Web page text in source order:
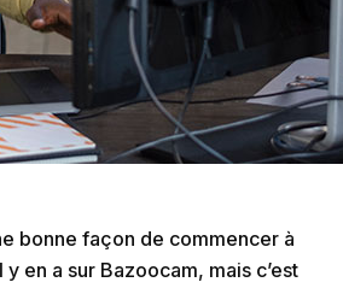
bonne façon de commencer à
en a sur Bazoocam, mais c’est